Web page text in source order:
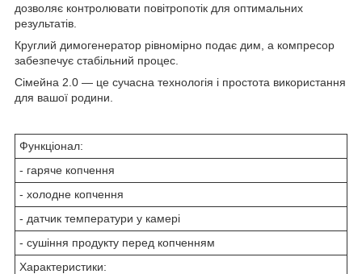
дозволяє контролювати повітропотік для оптимальних
результатів.
Круглий димогенератор рівномірно подає дим, а компресор
забезпечує стабільний процес.
Сімейна 2.0 — це сучасна технологія і простота використання
для вашої родини.
Функціонал:
- гаряче копчення
- холодне копчення
- датчик температури у камері
- сушіння продукту перед копченням
Характеристики: